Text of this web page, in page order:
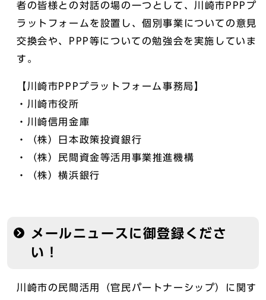
者の皆様との対話の場の一つとして、川崎市PPPプ
ラットフォームを設置し、個別事業についての意見
交換会や、PPP等についての勉強会を実施していま
す。
【川崎市PPPプラットフォーム事務局】
・川崎市役所
・川崎信用金庫
・（株）日本政策投資銀行
・（株）民間資金等活用事業推進機構
・（株）横浜銀行
メールニュースに御登録くださ
い！
川崎市の民間活用（官民パートナーシップ）に関す